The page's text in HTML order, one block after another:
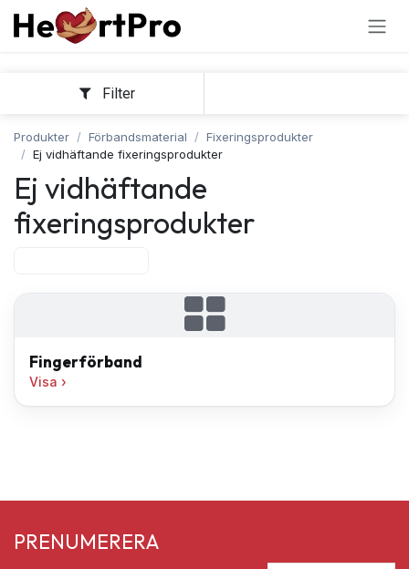
Hoppa till innehållet
Filter
Produkter Förbandsmaterial
Fixeringsprodukter
Ej vidhäftande fixeringsprodukter
Ej vidhäftande
fixeringsprodukter
Fingerförband
Visa
PRENUMERERA